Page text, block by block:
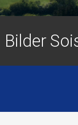
Bilder